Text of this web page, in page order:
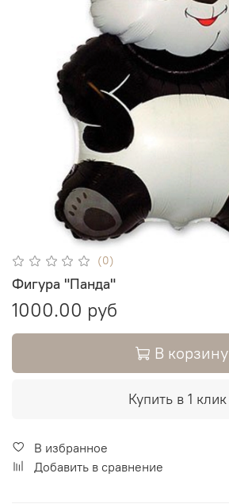
(0)
Фигура "Панда"
1000.00 руб
В корзину
Купить в 1 клик
В избранное
Добавить в сравнение